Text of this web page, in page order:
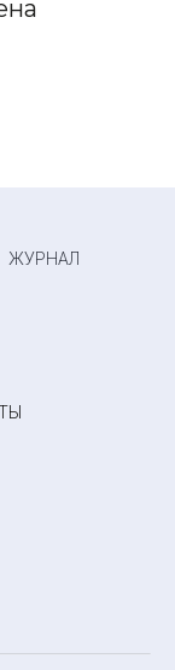
ЖУРНАЛ